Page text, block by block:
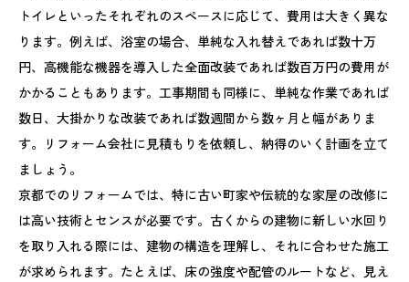
トイレといったそれぞれのスペースに応じて、費用は大きく異な
ります。例えば、浴室の場合、単純な入れ替えであれば数十万
円、高機能な機器を導入した全面改装であれば数百万円の費用が
かかることもあります。工事期間も同様に、単純な作業であれば
数日、大掛かりな改装であれば数週間から数ヶ月と幅がありま
す。リフォーム会社に見積もりを依頼し、納得のいく計画を立て
ましょう。
京都でのリフォームでは、特に古い町家や伝統的な家屋の改修に
は高い技術とセンスが必要です。古くからの建物に新しい水回り
を取り入れる際には、建物の構造を理解し、それに合わせた施工
が求められます。たとえば、床の強度や配管のルートなど、見え